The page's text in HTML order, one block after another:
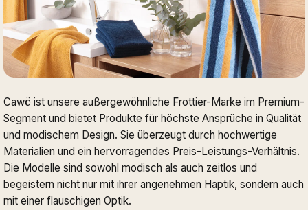
Cawö ist unsere außergewöhnliche Frottier-Marke im Premium-
Segment und bietet Produkte für höchste Ansprüche in Qualität
und modischem Design. Sie überzeugt durch hochwertige
Materialien und ein hervorragendes Preis-Leistungs-Verhältnis.
Die Modelle sind sowohl modisch als auch zeitlos und
begeistern nicht nur mit ihrer angenehmen Haptik, sondern auch
mit einer flauschigen Optik.